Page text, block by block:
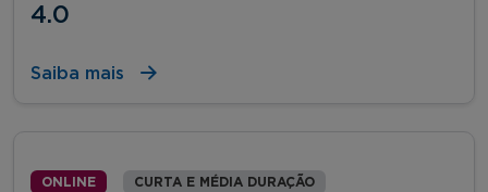
4.0
Saiba mais
ONLINE CURTA E MÉDIA DURAÇÃO